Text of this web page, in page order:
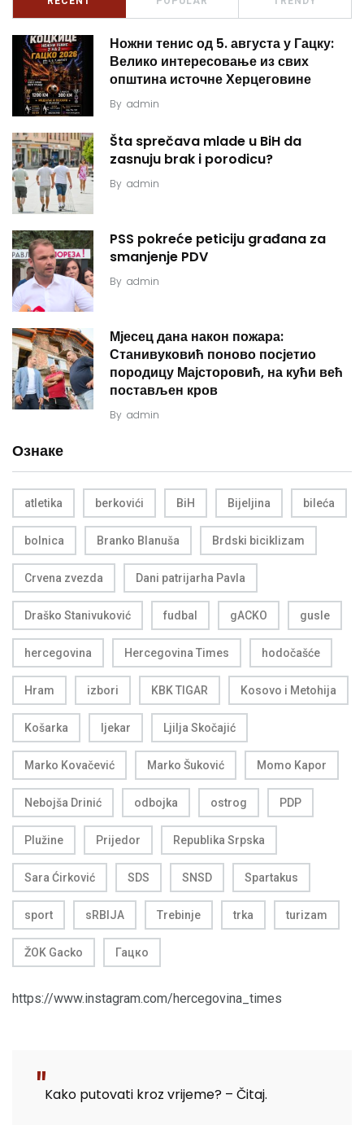
Ножни тенис од 5. августа у Гацку:
Велико интересовање из свих
општина источне Херцеговине
By admin
Šta sprečava mlade u BiH da
zasnuju brak i porodicu?
By admin
PSS pokreće peticiju građana za
smanjenje PDV
By admin
Мјесец дана након пожара:
Станивуковић поново посјетио
породицу Мајсторовић, на кући већ
постављен кров
By admin
Ознаке
atletika berkovići BiH Bijeljina bileća
bolnica Branko Blanuša Brdski biciklizam
Crvena zvezda Dani patrijarha Pavla
Draško Stanivuković fudbal gACKO gusle
hercegovina Hercegovina Times hodočašće
Hram izbori KBK TIGAR Kosovo i Metohija
Košarka ljekar Ljilja Skočajić
Marko Kovačević Marko Šuković Momo Kapor
Nebojša Drinić odbojka ostrog PDP
Plužine Prijedor Republika Srpska
Sara Ćirković SDS SNSD Spartakus
sport sRBIJA Trebinje trka turizam
ŽOK Gacko Гацко
https://www.instagram.com/hercegovina_times
Kako putovati kroz vrijeme? – Čitaj.